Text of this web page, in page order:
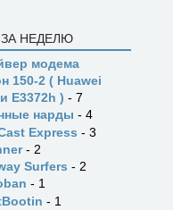
ЗА НЕДЕЛЮ
модема
150-2 ( Huawei
E3372h ) - 7
нарды - 4
Express - 3
- 2
Surfers - 2
- 1
- 1